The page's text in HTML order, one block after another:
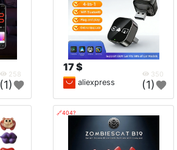
258
(1)
17 $
350
aliexpress (1)
🔗404?